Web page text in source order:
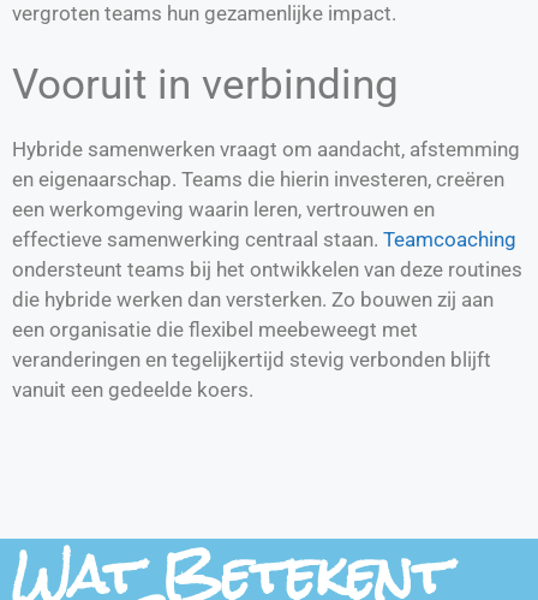
vergroten teams hun gezamenlijke impact.
Vooruit in verbinding
Hybride samenwerken vraagt om aandacht, afstemming
en eigenaarschap. Teams die hierin investeren, creëren
een werkomgeving waarin leren, vertrouwen en
effectieve samenwerking centraal staan. Teamcoaching
ondersteunt teams bij het ontwikkelen van deze routines
die hybride werken dan versterken. Zo bouwen zij aan
een organisatie die flexibel meebeweegt met
veranderingen en tegelijkertijd stevig verbonden blijft
vanuit een gedeelde koers.
Wat Betekent